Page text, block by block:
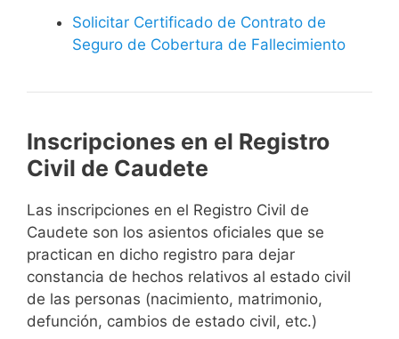
Solicitar Certificado de Contrato de
Seguro de Cobertura de Fallecimiento
Inscripciones en el Registro
Civil de Caudete
Las inscripciones en el Registro Civil de
Caudete son los asientos oficiales que se
practican en dicho registro para dejar
constancia de hechos relativos al estado civil
de las personas (nacimiento, matrimonio,
defunción, cambios de estado civil, etc.)